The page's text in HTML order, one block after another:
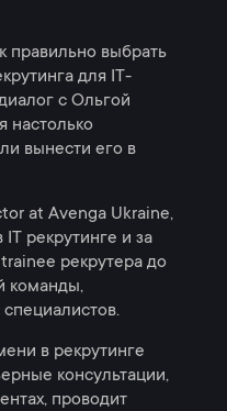
правильно выбрать
для IT-
с Ольгой
настолько
вынести его в
at Avenga Ukraine,
рекрутинге и за
рекрутера до
команды,
в рекрутинге
консультации,
проводит